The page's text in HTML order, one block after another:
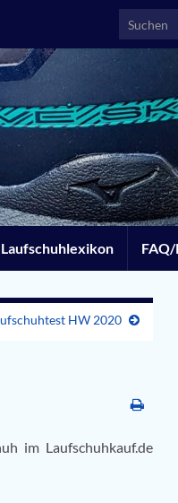
Search for:
Laufschuhlexikon
HW 2020
im Laufschuhkauf.de